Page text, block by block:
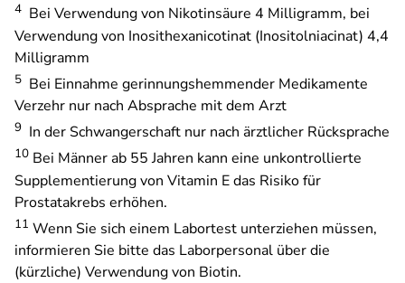
4 Bei Verwendung von Nikotinsäure 4 Milligramm, bei
Verwendung von Inosithexanicotinat (Inositolniacinat) 4,4
Milligramm
5 Bei Einnahme gerinnungshemmender Medikamente
Verzehr nur nach Absprache mit dem Arzt
9 In der Schwangerschaft nur nach ärztlicher Rücksprache
10 Bei Männer ab 55 Jahren kann eine unkontrollierte
Supplementierung von Vitamin E das Risiko für
Prostatakrebs erhöhen.
11 Wenn Sie sich einem Labortest unterziehen müssen,
informieren Sie bitte das Laborpersonal über die
(kürzliche) Verwendung von Biotin.